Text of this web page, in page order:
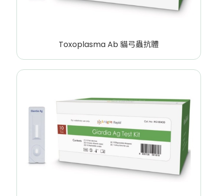
Toxoplasma Ab 貓弓蟲抗體